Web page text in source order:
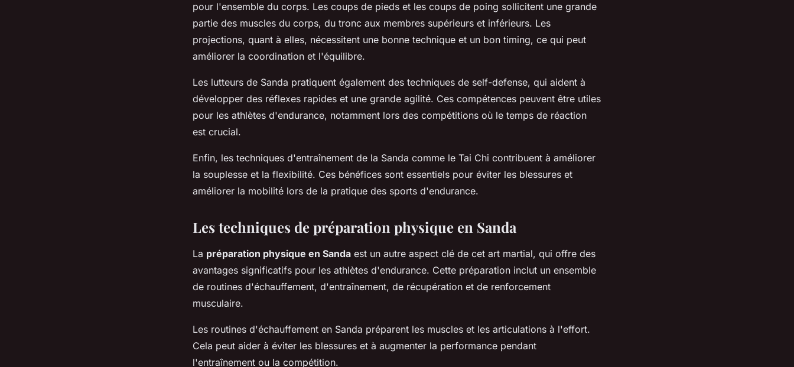
pour l'ensemble du corps. Les coups de pieds et les coups de poing sollicitent une grande
partie des muscles du corps, du tronc aux membres supérieurs et inférieurs. Les
projections, quant à elles, nécessitent une bonne technique et un bon timing, ce qui peut
améliorer la coordination et l'équilibre.
Les lutteurs de Sanda pratiquent également des techniques de self-defense, qui aident à
développer des réflexes rapides et une grande agilité. Ces compétences peuvent être utiles
pour les athlètes d'endurance, notamment lors des compétitions où le temps de réaction
est crucial.
Enfin, les techniques d'entraînement de la Sanda comme le Tai Chi contribuent à améliorer
la souplesse et la flexibilité. Ces bénéfices sont essentiels pour éviter les blessures et
améliorer la mobilité lors de la pratique des sports d'endurance.
Les techniques de préparation physique en Sanda
La préparation physique en Sanda est un autre aspect clé de cet art martial, qui offre des
avantages significatifs pour les athlètes d'endurance. Cette préparation inclut un ensemble
de routines d'échauffement, d'entraînement, de récupération et de renforcement
musculaire.
Les routines d'échauffement en Sanda préparent les muscles et les articulations à l'effort.
Cela peut aider à éviter les blessures et à augmenter la performance pendant
l'entraînement ou la compétition.